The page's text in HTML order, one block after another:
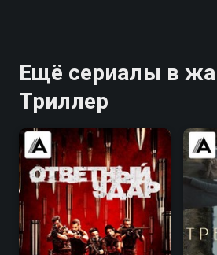
Ещё сериалы в
Триллер